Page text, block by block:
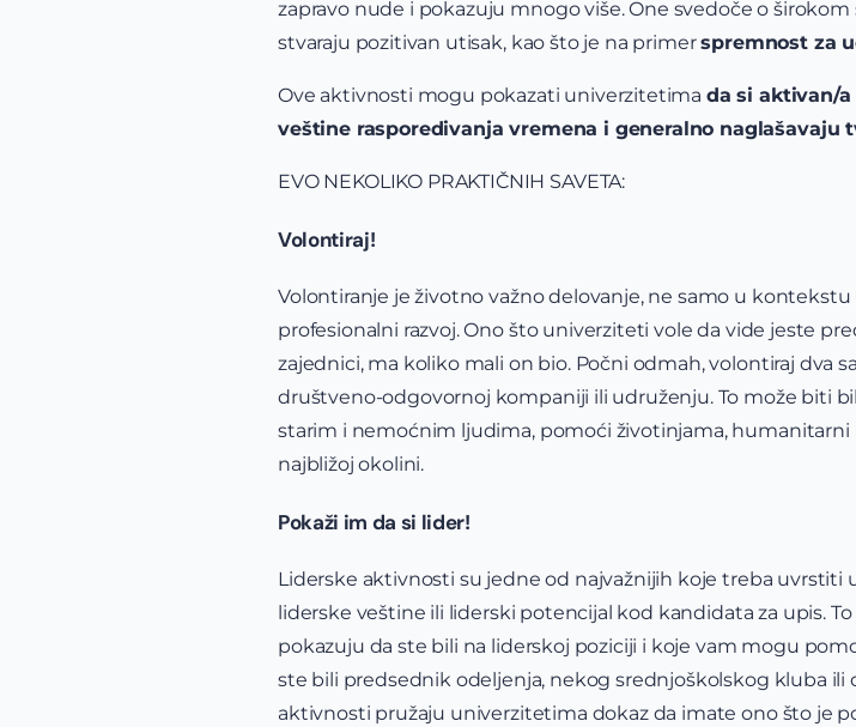
zapravo nude i pokazuju mnogo više. One svedoče o
stvaraju pozitivan utisak, kao što je na primerspremnost za
Ove aktivnosti mogu pokazati univerzitetima da si aktivan/
veštine rasporedivanja vremena i generalno naglašavaju
EVO NEKOLIKO PRAKTIČNIH SAVETA:
Volontiraj!
Volontiranje je životno važno delovanje, ne samo u
profesionalni razvoj. Ono što univerziteti vole da vide jeste
zajednici, ma koliko mali on bio. Počni odmah, volontiraj dva
društveno-odgovornoj kompaniji ili udruženju. To može biti
starim i nemoćnim ljudima, pomoći životinjama,
najbližoj okolini.
Pokaži im da si lider!
Liderske aktivnosti su jedne od najvažnijih koje treba uvrstiti
liderske veštine ili liderski potencijal kod kandidata za upis.
pokazuju da ste bili na liderskoj poziciji i koje vam mogu
ste bili predsednik odeljenja, nekog srednjoškolskog kluba
aktivnosti pružaju univerzitetima dokaz da imate ono što je